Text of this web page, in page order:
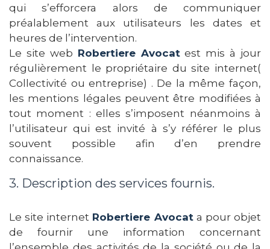
qui s’efforcera alors de communiquer
préalablement aux utilisateurs les dates et
heures de l’intervention.
Le site web Robertiere Avocatest mis à jour
régulièrement le propriétaire du site internet(
Collectivité ou entreprise) . De la même façon,
les mentions légales peuvent être modifiées à
tout moment : elles s’imposent néanmoins à
l’utilisateur qui est invité à s’y référer le plus
souvent possible afin d’en prendre
connaissance.
3. Description des services fournis.
Le site internet Robertiere Avocata pour objet
de fournir une information concernant